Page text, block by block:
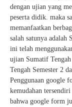
dengan ujian yang
peserta didik. maka
memanfaatkan
salah satunya
ini telah
ujian Sumatif
Tengah Semester 2
Penggunaan google
kemudahan
bahwa google form